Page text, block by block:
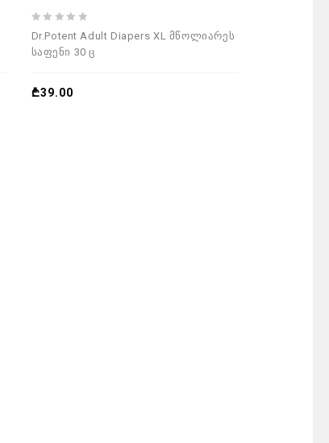
Dr.Potent Adult Diapers XL მწოლიარეს
საფენი 30 ც
₾39.00